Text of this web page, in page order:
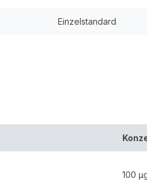
Einzelstandard
100